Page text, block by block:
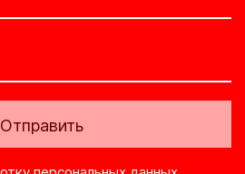
Отправить